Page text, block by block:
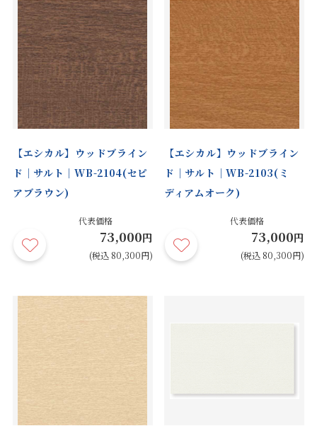
【エシカル】ウッドブライン
ド｜サルト｜WB-2104(セピ
アブラウン)
代表価格
73,000円
(税込 80,300円)
【エシカル】ウッドブライン
ド｜サルト｜WB-2103(ミ
ディアムオーク)
代表価格
73,000円
(税込 80,300円)